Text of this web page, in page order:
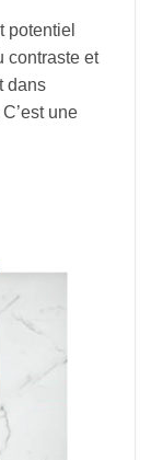
potentiel
contraste et
dans
une